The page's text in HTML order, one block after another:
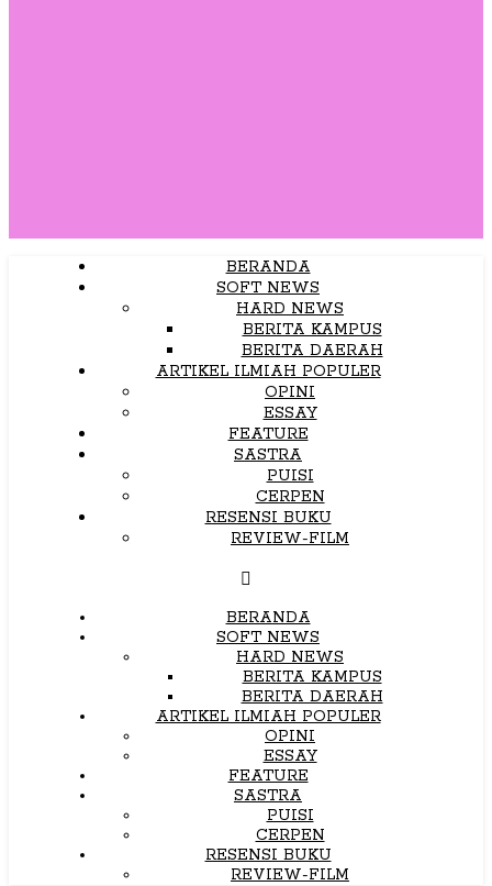
BERANDA
SOFT NEWS
HARD NEWS
BERITA KAMPUS
BERITA DAERAH
ARTIKEL ILMIAH POPULER
OPINI
ESSAY
FEATURE
SASTRA
PUISI
CERPEN
RESENSI BUKU
REVIEW-FILM
BERANDA
SOFT NEWS
HARD NEWS
BERITA KAMPUS
BERITA DAERAH
ARTIKEL ILMIAH POPULER
OPINI
ESSAY
FEATURE
SASTRA
PUISI
CERPEN
RESENSI BUKU
REVIEW-FILM